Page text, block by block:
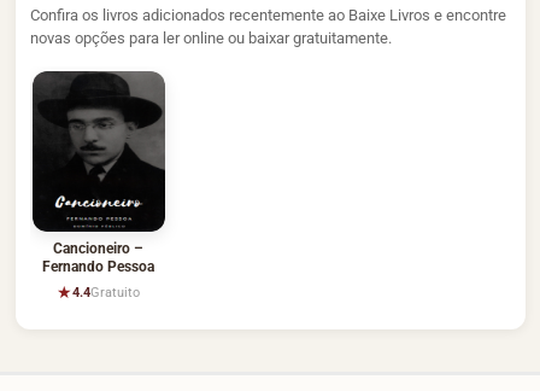
Confira os livros adicionados recentemente ao Baixe Livros e encontre
novas opções para ler online ou baixar gratuitamente.
Cancioneiro –
Fernando Pessoa
★4.4Gratuito